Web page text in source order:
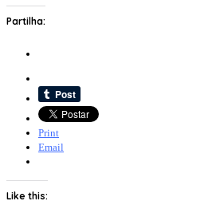
Partilha:
Print
Email
Like this: